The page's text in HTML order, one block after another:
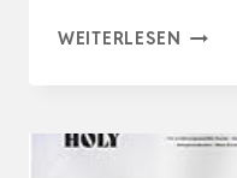
WEITERLESEN THE